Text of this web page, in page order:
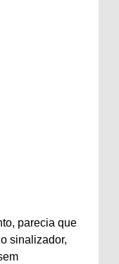
parecia que
sinalizador,